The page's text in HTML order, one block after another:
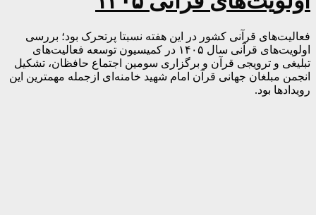
فعالیت‌های قرآنی کشور در این هفته نسبتا پرتحرک بود؛ بررسی
اولویت‌های قرآنی سال ۱۴۰۵ در کمیسیون توسعه فعالیت‌های
تبلیغی و ترویجی قرآن و برگزاری سومین اجتماع حافظان، تشکیل
انجمن مبلغان جهانی قرآن امام شهید خامنه‌ای ازجمله مهمترین این
رویدادها بود.